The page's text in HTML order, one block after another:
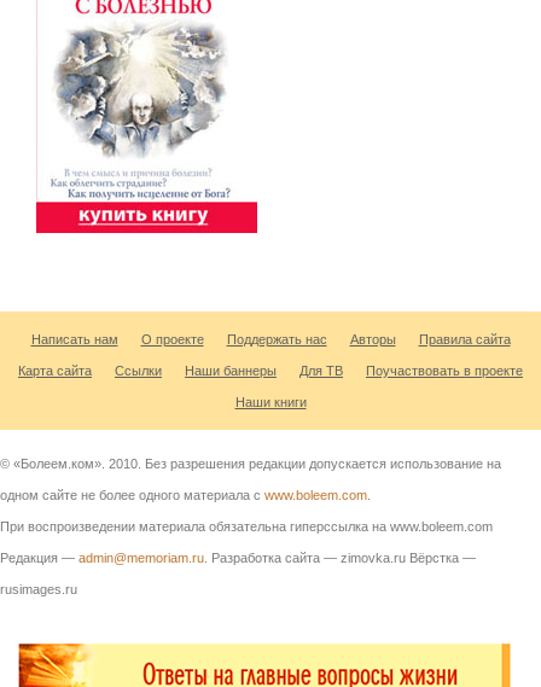
Написать нам О проекте Поддержать нас Авторы Правила сайта
Карта сайта Ссылки Наши баннеры Для ТВ Поучаствовать в проекте
Наши книги
© «Болеем.ком». 2010. Без разрешения редакции допускается использование на
одном сайте не более одного материала с www.boleem.com
При воспроизведении материала обязательна гиперссылка на www.boleem.com
Редакция — admin@memoriam.ru . Разработка сайта — zimovka.ru Вёрстка —
rusimages.ru